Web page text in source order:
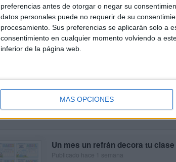
preferencias antes de otorgar o negar su
datos personales puede no requerir de su
procesamiento. Sus preferencias se aplicarán solo a
consentimiento en cualquier momento volviendo a
inferior de la página web.
MÁS OPCIONES
SEGUIR LEYENDO
0
Carteles de bienvenida especial
puede marcar la diferencia desde el
colección de carteles de bienvenida
SEGUIR LEYENDO
Un mes un refrán decora tu
Publicado hace 1 semana